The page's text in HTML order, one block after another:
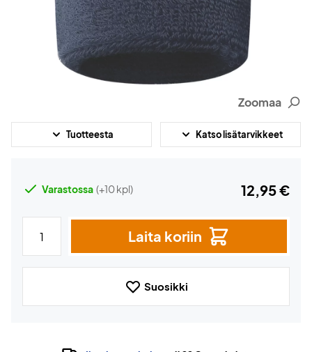
Zoomaa
Tuotteesta Katso lisätarvikkeet
Varastossa (+10 kpl) 12,95 €
Laita koriin
Suosikki